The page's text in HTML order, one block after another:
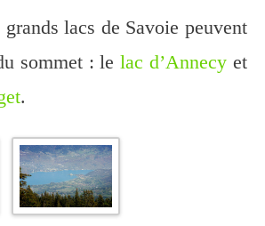
lacs de Savoie peuvent
sommet : le lac d’Annecy et
.